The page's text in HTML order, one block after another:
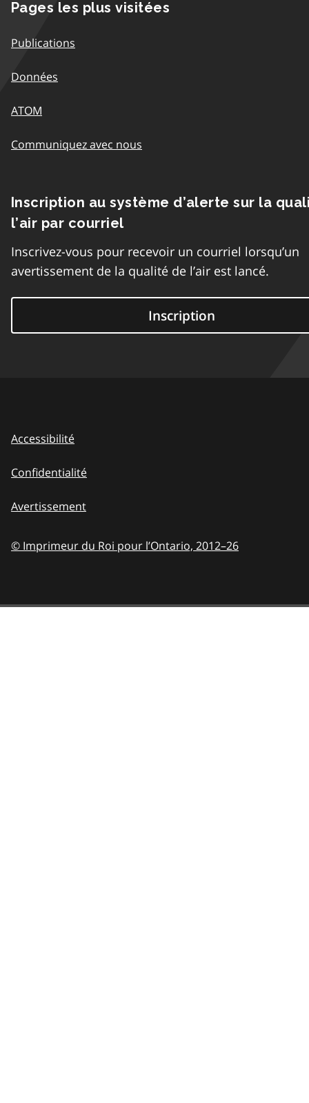
Pages les plus visitées
Publications
Données
ATOM
Communiquez avec nous
Inscription au système d’alerte sur la
l’air par courriel
Inscrivez-vous pour recevoir un courriel lorsqu’un
avertissement de la qualité de l’air est lancé.
Inscription
Accessibilité
Confidentialité
Avertissement
© Imprimeur du Roi pour l’Ontario, 2012–26